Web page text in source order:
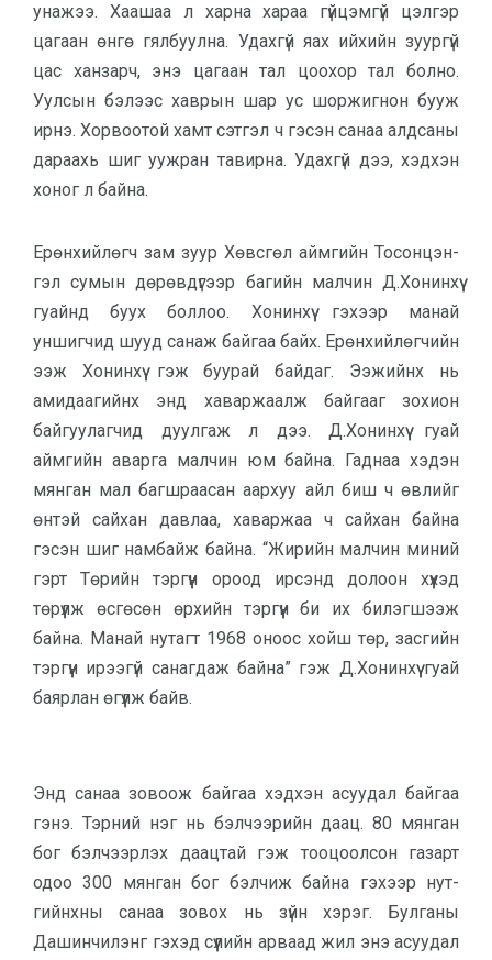
уна­жээ. Хаашаа л харна хараа гүйцэмгүй цэлгэр
цагаан өнгө гялбуулна. Удахгүй яах ий­хийн зуургүй
цас ханзарч, энэ цагаан тал цоохор тал болно.
Уулсын бэлээс хав­рын шар ус шоржигнон бууж
ирнэ. Хорвоотой хамт сэтгэл ч гэсэн санаа алдсаны
да­раахь шиг уужран тавирна. Удахгүй дээ, хэдхэн
хоног л байна.
Ерөнхийлөгч зам зуур Хөвсгөл аймгийн Тосонцэн­
гэл сумын дөрөвдүгээр ба­гийн малчин Д.Хонинхүү
гуайнд буух боллоо. Хонин­хүү гэхээр манай
уншигчид шууд санаж байгаа байх. Ерөн­хийлөгчийн
ээж Хонин­хүү гэж буурай байдаг. Ээ­жийнх нь
амидаагийнх энд хаваржаалж байгааг зохион
байгуулагчид дуулгаж л дээ. Д.Хонинхүү гуай
аймгийн аварга малчин юм байна. Гаднаа хэдэн
мянган мал багшраасан аархуу айл биш ч өвлийг
өнтэй сайхан дав­лаа, хаваржаа ч сайхан бай­на
гэсэн шиг намбайж байна. “Жирийн малчин миний
гэрт Төрийн тэргүүн ороод ирсэнд долоон хүүхэд
төрүүлж өсгө­сөн өрхийн тэргүүн би их би­лэгшээж
байна. Манай нутагт 1968 оноос хойш төр, засгийн
тэргүүн ирээгүй санагдаж байна” гэж Д.Хонинхүү гуай
баярлан өгүүлж байв.
Энд санаа зовоож байгаа хэдхэн асуудал байгаа
гэнэ. Тэрний нэг нь бэлчээрийн даац. 80 мянган
бог бэлчээр­лэх даацтай гэж тооцоолсон газарт
одоо 300 мянган бог бэлчиж байна гэхээр нут­
гийнх­ны санаа зовох нь зүйн хэрэг. Булганы
Дашинчилэнг гэхэд сүүлийн арваад жил энэ асуудал